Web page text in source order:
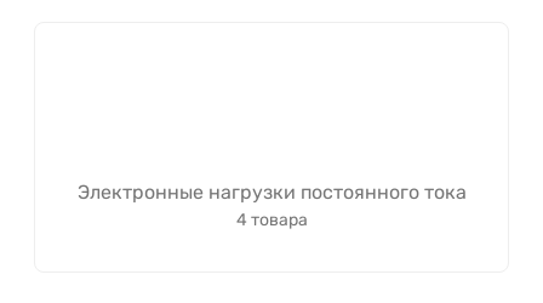
Электронные нагрузки постоянного тока
4 товара